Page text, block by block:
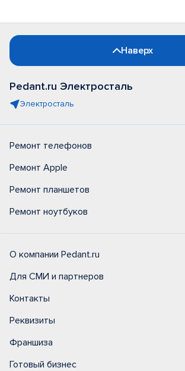
Наверх
Pedant.ru Электросталь
Электросталь
Ремонт телефонов
Ремонт Apple
Ремонт планшетов
Ремонт ноутбуков
О компании Pedant.ru
Для СМИ и партнеров
Контакты
Реквизиты
Франшиза
Готовый бизнес